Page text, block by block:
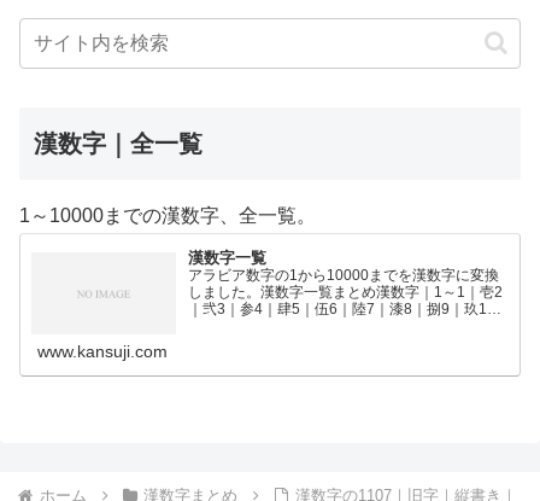
漢数字｜全一覧
1～10000までの漢数字、全一覧。
漢数字一覧
アラビア数字の1から10000までを漢数字に変換
しました。漢数字一覧まとめ漢数字｜1～1｜壱2
｜弐3｜参4｜肆5｜伍6｜陸7｜漆8｜捌9｜玖10
www.kansuji.com
ホーム 漢数字まとめ 漢数字の1107｜旧字｜縦書き｜